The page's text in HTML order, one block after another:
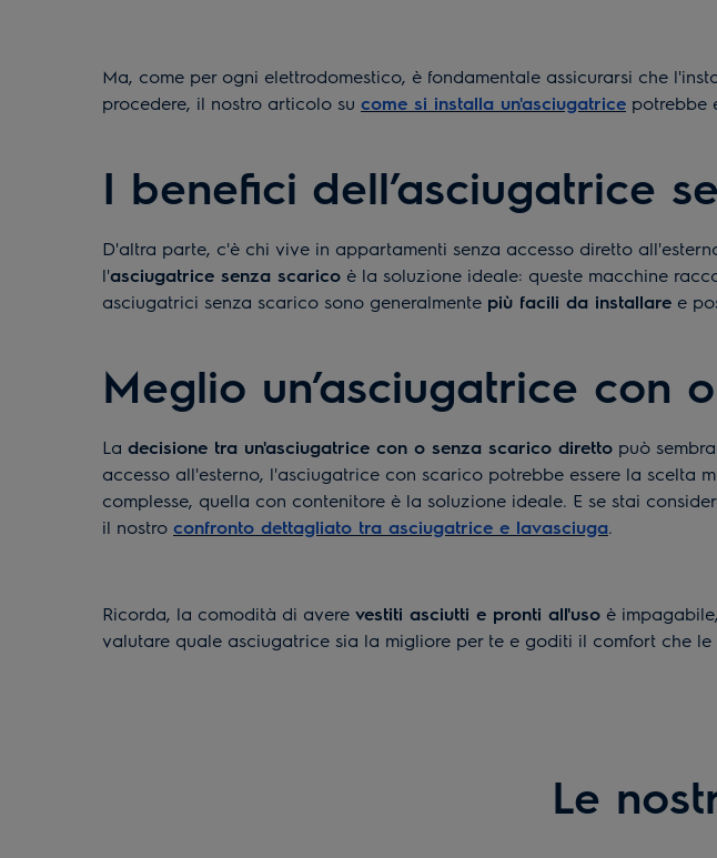
Ma, come per ogni elettrodomestico, è fondamentale assicurarsi che
procedere, il nostro articolo su come si installa un'asciugatrice potrebbe
I benefici dell’asciugatrice
D'altra parte, c'è chi vive in appartamenti senza accesso diretto
l'asciugatrice senza scarico è la soluzione ideale: queste macchine
asciugatrici senza scarico sono generalmente più facili da installare e
Meglio un’asciugatrice con
La decisione tra un'asciugatrice con o senza scarico diretto può
accesso all'esterno, l'asciugatrice con scarico potrebbe essere la
complesse, quella con contenitore è la soluzione ideale. E se stai
il nostro confronto dettagliato tra asciugatrice e lavasciuga.
Ricorda, la comodità di avere vestiti asciutti e pronti all'uso è
valutare quale asciugatrice sia la migliore per te e goditi il comfort che
Le